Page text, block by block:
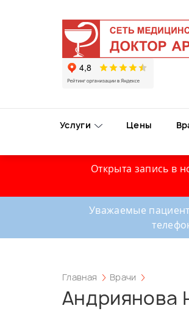
Услуги Цены
Открыта запись в
Уважаемые
Главная Врачи
Андриянова